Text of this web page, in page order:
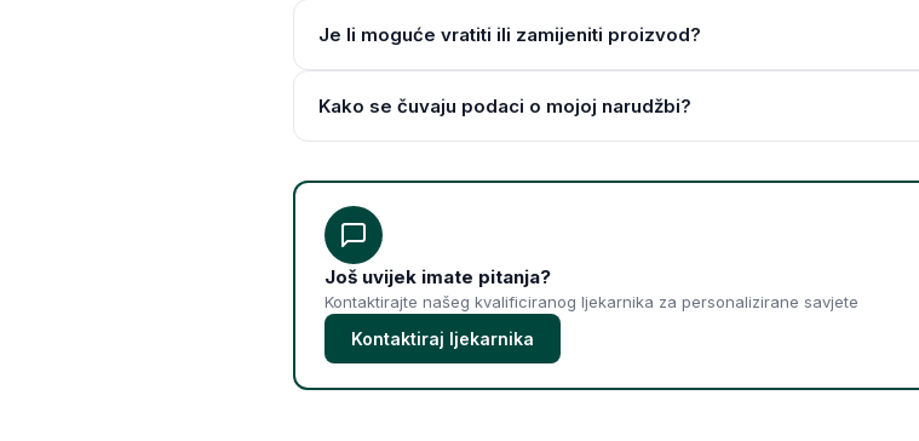
Je li moguće vratiti ili zamijeniti proizvod?
Kako se čuvaju podaci o mojoj narudžbi?
Još uvijek imate pitanja?
Kontaktirajte našeg kvalificiranog ljekarnika za personalizirane savjete
Kontaktiraj ljekarnika